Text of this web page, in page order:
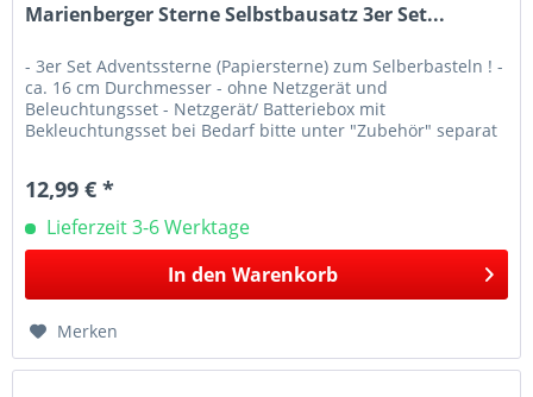
Marienberger Sterne Selbstbausatz 3er Set...
- 3er Set Adventssterne (Papiersterne) zum Selberbasteln ! -
ca. 16 cm Durchmesser - ohne Netzgerät und
Beleuchtungsset - Netzgerät/ Batteriebox mit
Bekleuchtungsset bei Bedarf bitte unter "Zubehör" separat
12,99 € *
Lieferzeit 3-6 Werktage
In den Warenkorb
Merken